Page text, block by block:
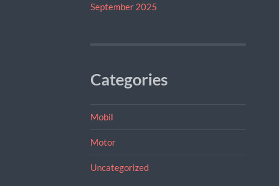
September 2025
Categories
Mobil
Motor
Uncategorized